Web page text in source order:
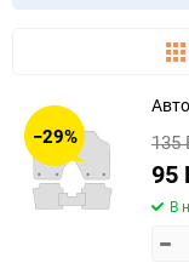
−29% 135
95
В